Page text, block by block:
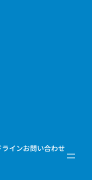
インお問い合わせ